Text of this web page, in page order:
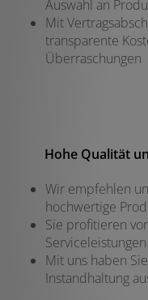
Auswahl an
Mit
transparente
Überraschungen
Hohe Qualität
Wir empfehlen
hochwertige
Sie profitieren
Serviceleistungen
Mit uns haben
Instandhaltung